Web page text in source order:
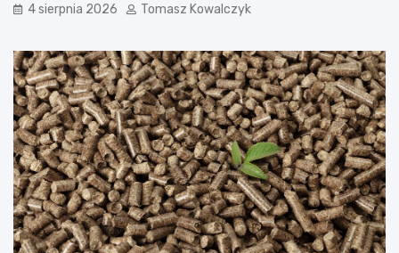
4 sierpnia 2026 Tomasz Kowalczyk